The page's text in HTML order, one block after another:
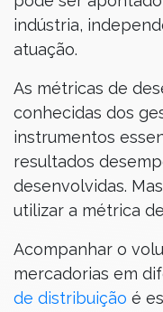
indústria,
atuação.
As métricas de
conhecidas dos
instrumentos
resultados
desenvolvidas.
utilizar a métrica de
Acompanhar o
mercadorias em
de distribuição é